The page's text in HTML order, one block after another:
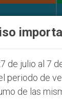
(y no sólo)
de julio al 7
periodo de
de las